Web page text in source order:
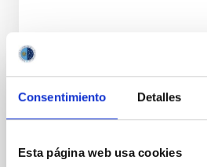
Consentimiento Detalles
Esta página web usa cookies
PUBLICACIÓN
extragalactic HII regions